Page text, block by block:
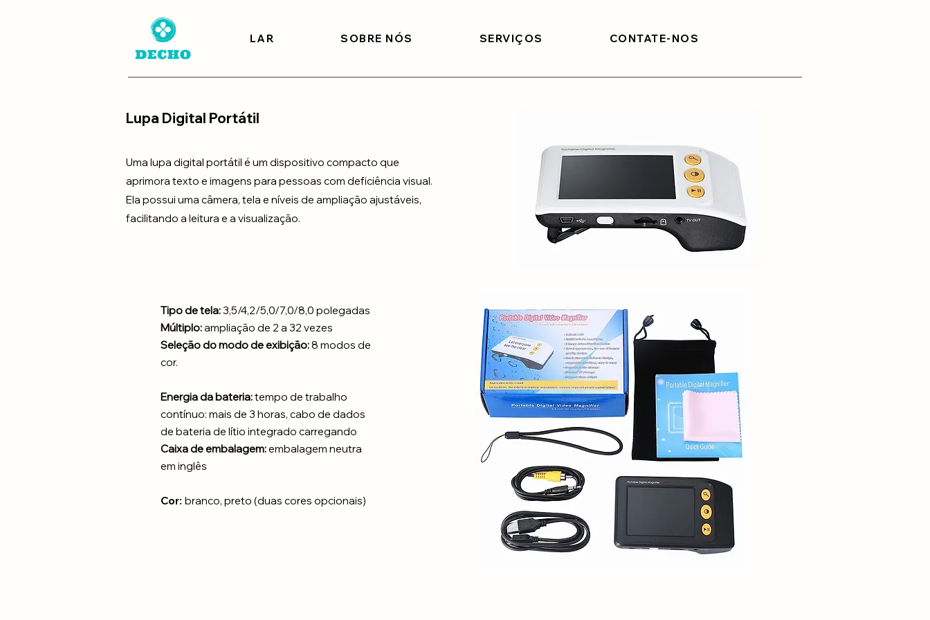
LAR SOBRE NÓS SERVIÇOS CONTATE-NOS
Lupa Digital Portátil
Uma lupa digital portátil é um dispositivo compacto que
aprimora texto e imagens para pessoas com deficiência visual.
Ela possui uma câmera, tela e níveis de ampliação ajustáveis,
facilitando a leitura e a visualização.
Tipo de tela:3,5/4,2/5,0/7,0/8,0 polegadas
Múltiplo:ampliação de 2 a 32 vezes
Seleção do modo de exibição:8 modos de
cor.
Energia da bateria:tempo de trabalho
contínuo: mais de 3 horas, cabo de dados
de bateria de lítio integrado carregando
Caixa de embalagem:embalagem neutra
em inglês
Cor: branco, preto (duas cores opcionais)